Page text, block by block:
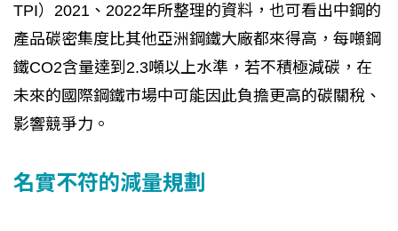
TPI）2021、2022年所整理的資料，也可看出中鋼的
產品碳密集度比其他亞洲鋼鐵大廠都來得高，每噸鋼
鐵CO2含量達到2.3噸以上水準，若不積極減碳，在
未來的國際鋼鐵市場中可能因此負擔更高的碳關稅、
影響競爭力。
名實不符的減量規劃